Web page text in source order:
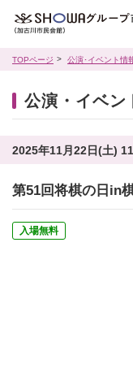
TOPページ 公演･イベント情
公演・イベン
2025年11月22日(土)
第51回将棋の日in
入場無料